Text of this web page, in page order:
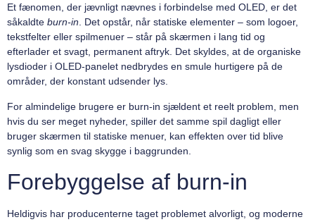
Et fænomen, der jævnligt nævnes i forbindelse med OLED, er det
såkaldte burn-in. Det opstår, når statiske elementer – som logoer,
tekstfelter eller spilmenuer – står på skærmen i lang tid og
efterlader et svagt, permanent aftryk. Det skyldes, at de organiske
lysdioder i OLED-panelet nedbrydes en smule hurtigere på de
områder, der konstant udsender lys.
For almindelige brugere er burn-in sjældent et reelt problem, men
hvis du ser meget nyheder, spiller det samme spil dagligt eller
bruger skærmen til statiske menuer, kan effekten over tid blive
synlig som en svag skygge i baggrunden.
Forebyggelse af burn-in
Heldigvis har producenterne taget problemet alvorligt, og moderne